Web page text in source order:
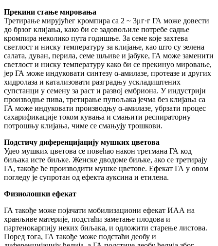
Прекини стање мировања
Третирање мирујућег кромпира са 2 ~ 3μг·г ГА може довести
до брзог клијања, како би се задовољиле потребе садње
кромпира неколико пута годишње. За семе које захтева
светлост и ниску температуру за клијање, као што су зелена
салата, дуван, перила, семе шљиве и јабуке, ГА може заменити
светлост и ниску температуру како би се прекинуо мировање,
јер ГА може индуковати синтезу α-амилазе, протеазе и других
хидролаза и катализовати разградњу ускладиштених
супстанци у семену за раст и развој ембриона. У индустрији
производње пива, третирање пупољака јечма без клијања са
ГА може индуковати производњу α-амилазе, убрзати процес
сахарификације током кувања и смањити респираторну
потрошњу клијања, чиме се смањују трошкови.
Подстичу диференцијацију мушких цветова
Удео мушких цветова се повећао након третмана ГА код
биљака исте биљке. Женске дводоме биљке, ако се третирају
ГА, такође ће производити мушке цветове. Ефекат ГА у овом
погледу је супротан од ефекта ауксина и етилена.
Физиолошки ефекат
ГА такође може појачати мобилизациони ефекат ИАА на
хранљиве материје, подстаћи заметање плодова и
партенокарпију неких биљака, и одложити старење листова.
Поред тога, ГА такође може подстаћи деобу и